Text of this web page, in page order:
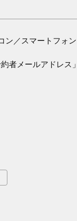
／スマートフォ
者メールアドレ